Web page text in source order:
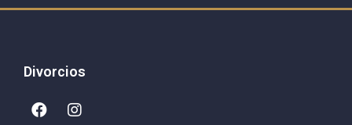
Divorcios